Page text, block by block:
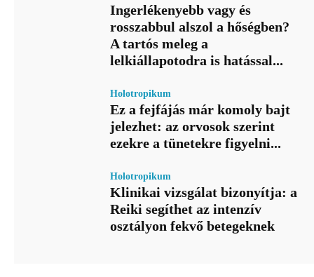
Ingerlékenyebb vagy és
rosszabbul alszol a hőségben?
A tartós meleg a
lelkiállapotodra is hatással...
Holotropikum
Ez a fejfájás már komoly bajt
jelezhet: az orvosok szerint
ezekre a tünetekre figyelni...
Holotropikum
Klinikai vizsgálat bizonyítja: a
Reiki segíthet az intenzív
osztályon fekvő betegeknek